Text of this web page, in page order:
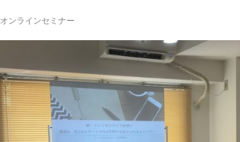
オンラインセミナー